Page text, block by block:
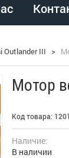
Outlander III >
Мотор
Код товара:
Наличие:
В наличии